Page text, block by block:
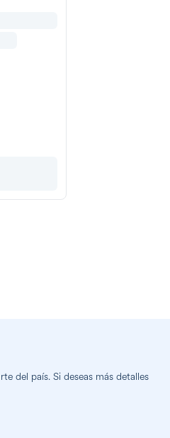
del país. Si deseas más detalles